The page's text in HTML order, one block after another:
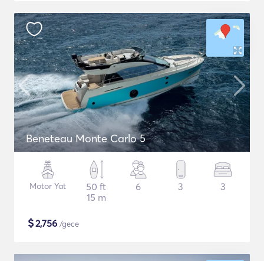
Beneteau Monte Carlo 5
Motor Yat
50 ft
15 m
6 3 3
$2,756 /gece